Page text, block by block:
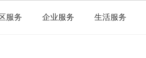
服务 企业服务 生活服务